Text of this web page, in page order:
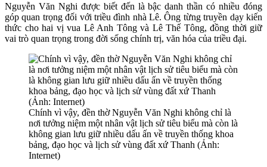
Nguyễn Văn Nghi được biết đến là bậc danh thần có nhiều đóng
góp quan trọng đối với triều đình nhà Lê. Ông từng truyền dạy kiến
thức cho hai vị vua Lê Anh Tông và Lê Thế Tông, đồng thời giữ
vai trò quan trọng trong đời sống chính trị, văn hóa của triều đại.
Chính vì vậy, đền thờ Nguyễn Văn Nghi không chỉ là
nơi tưởng niệm một nhân vật lịch sử tiêu biểu mà còn là
không gian lưu giữ nhiều dấu ấn về truyền thống khoa
bảng, đạo học và lịch sử vùng đất xứ Thanh (Ảnh:
Internet)